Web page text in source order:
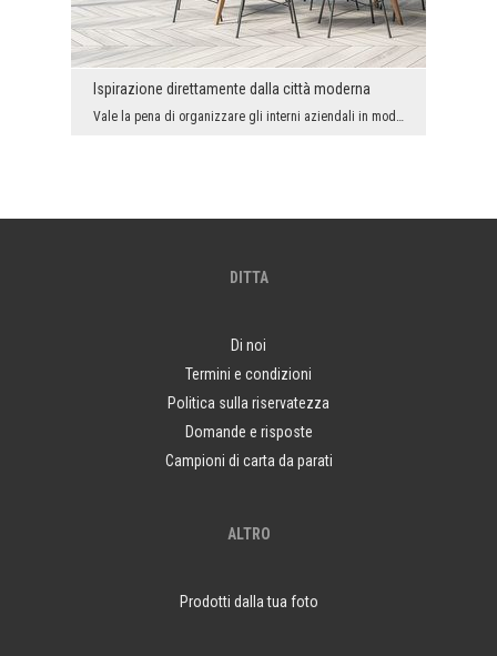
Ispirazione direttamente dalla città moderna
Vale la pena di organizzare gli interni aziendali in modo da renderli confortevoli e piacevoli al...
DITTA
Di noi
Termini e condizioni
Politica sulla riservatezza
Domande e risposte
Campioni di carta da parati
ALTRO
Prodotti dalla tua foto